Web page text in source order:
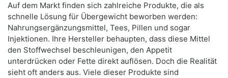
Auf dem Markt finden sich zahlreiche Produkte, die als
schnelle Lösung für Übergewicht beworben werden:
Nahrungsergänzungsmittel, Tees, Pillen und sogar
Injektionen. Ihre Hersteller behaupten, dass diese Mittel
den Stoffwechsel beschleunigen, den Appetit
unterdrücken oder Fette direkt auflösen. Doch die Realität
sieht oft anders aus. Viele dieser Produkte sind